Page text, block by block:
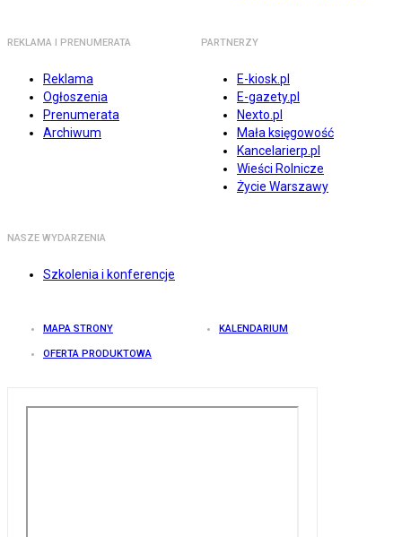
REKLAMA I PRENUMERATA
Reklama
Ogłoszenia
Prenumerata
Archiwum
PARTNERZY
E-kiosk.pl
E-gazety.pl
Nexto.pl
Mała księgowość
Kancelarierp.pl
Wieści Rolnicze
Życie Warszawy
NASZE WYDARZENIA
Szkolenia i konferencje
MAPA STRONY KALENDARIUM
OFERTA PRODUKTOWA